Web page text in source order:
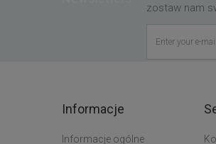
zostaw nam
Informacje
Informacje ogólne